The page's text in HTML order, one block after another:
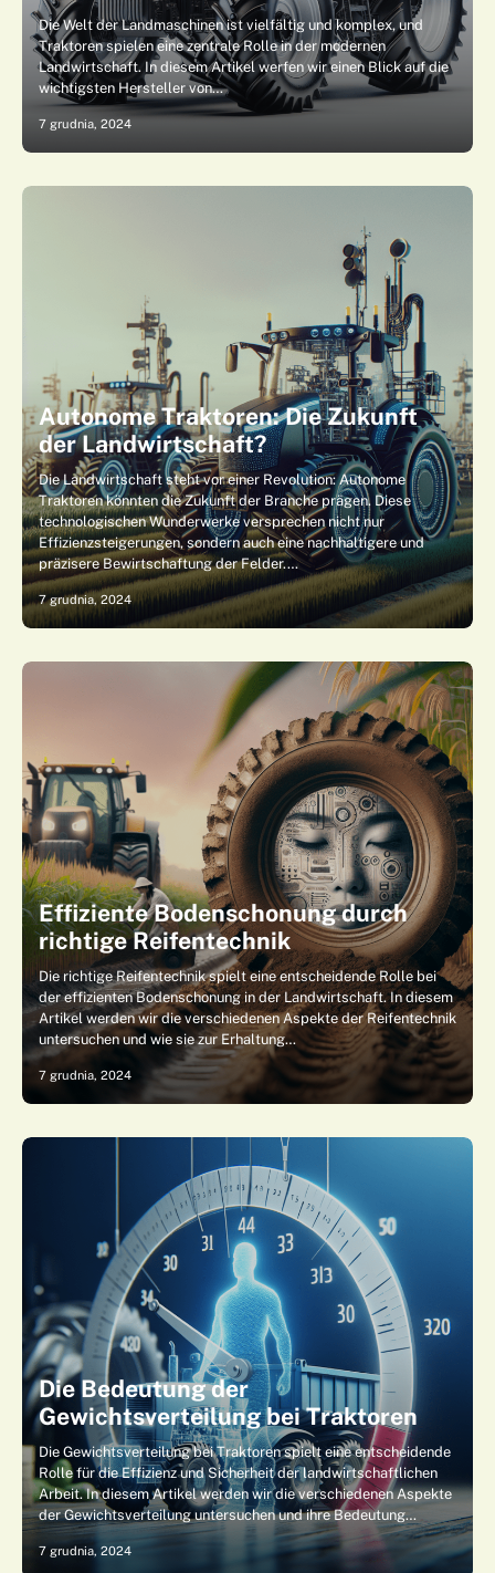
Die Welt der Landmaschinen ist vielfältig und komplex, und
Traktoren spielen eine zentrale Rolle in der modernen
Landwirtschaft. In diesem Artikel werfen wir einen Blick auf die
wichtigsten Hersteller von…
7 grudnia, 2024
Autonome Traktoren: Die Zukunft
der Landwirtschaft?
Die Landwirtschaft steht vor einer Revolution: Autonome
Traktoren könnten die Zukunft der Branche prägen. Diese
technologischen Wunderwerke versprechen nicht nur
Effizienzsteigerungen, sondern auch eine nachhaltigere und
präzisere Bewirtschaftung der Felder.…
7 grudnia, 2024
Effiziente Bodenschonung durch
richtige Reifentechnik
Die richtige Reifentechnik spielt eine entscheidende Rolle bei
der effizienten Bodenschonung in der Landwirtschaft. In diesem
Artikel werden wir die verschiedenen Aspekte der Reifentechnik
untersuchen und wie sie zur Erhaltung…
7 grudnia, 2024
Die Bedeutung der
Gewichtsverteilung bei Traktoren
Die Gewichtsverteilung bei Traktoren spielt eine entscheidende
Rolle für die Effizienz und Sicherheit der landwirtschaftlichen
Arbeit. In diesem Artikel werden wir die verschiedenen Aspekte
der Gewichtsverteilung untersuchen und ihre Bedeutung…
7 grudnia, 2024